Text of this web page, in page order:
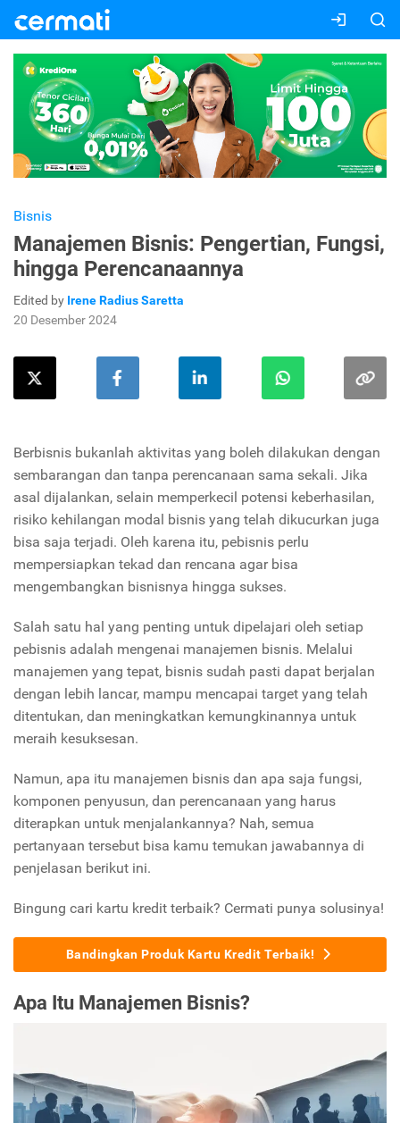
Bisnis
Manajemen Bisnis: Pengertian, Fungsi,
hingga Perencanaannya
Edited by Irene Radius Saretta
20 Desember 2024
Berbisnis bukanlah aktivitas yang boleh dilakukan dengan
sembarangan dan tanpa perencanaan sama sekali. Jika
asal dijalankan, selain memperkecil potensi keberhasilan,
risiko kehilangan modal bisnis yang telah dikucurkan juga
bisa saja terjadi. Oleh karena itu, pebisnis perlu
mempersiapkan tekad dan rencana agar bisa
mengembangkan bisnisnya hingga sukses.
Salah satu hal yang penting untuk dipelajari oleh setiap
pebisnis adalah mengenai manajemen bisnis. Melalui
manajemen yang tepat, bisnis sudah pasti dapat berjalan
dengan lebih lancar, mampu mencapai target yang telah
ditentukan, dan meningkatkan kemungkinannya untuk
meraih kesuksesan.
Namun, apa itu manajemen bisnis dan apa saja fungsi,
komponen penyusun, dan perencanaan yang harus
diterapkan untuk menjalankannya? Nah, semua
pertanyaan tersebut bisa kamu temukan jawabannya di
penjelasan berikut ini.
Bingung cari kartu kredit terbaik? Cermati punya solusinya!
Bandingkan Produk Kartu Kredit Terbaik!
Apa Itu Manajemen Bisnis?